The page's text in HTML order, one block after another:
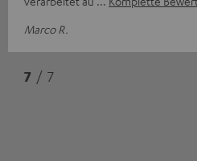
Marco R.
7 / 7